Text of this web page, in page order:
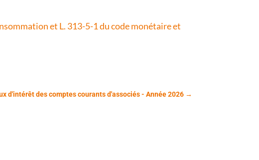
et L. 313-5-1 du code monétaire et
d'intérêt des comptes courants d'associés - Année 2026→